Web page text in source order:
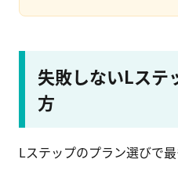
失敗しないLステ
方
Lステップのプラン選びで